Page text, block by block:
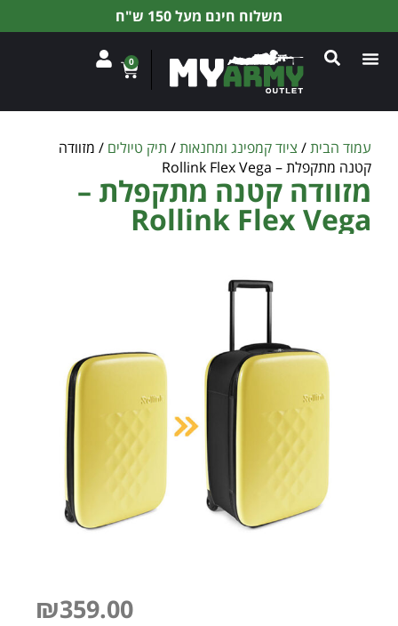
משלוח חינם מעל 150 ש"ח
0
עמוד הבית/ ציוד קמפינג ומחנאות/ תיק טיולים / מזוודה
קטנה מתקפלת – Rollink Flex Vega
מזוודה קטנה מתקפלת –
Rollink Flex Vega
₪359.00